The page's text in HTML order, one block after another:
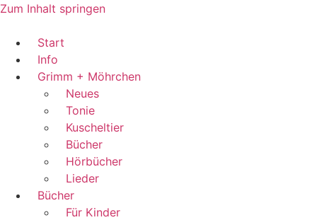
Zum Inhalt springen
Start
Info
Grimm + Möhrchen
Neues
Tonie
Kuscheltier
Bücher
Hörbücher
Lieder
Bücher
Für Kinder